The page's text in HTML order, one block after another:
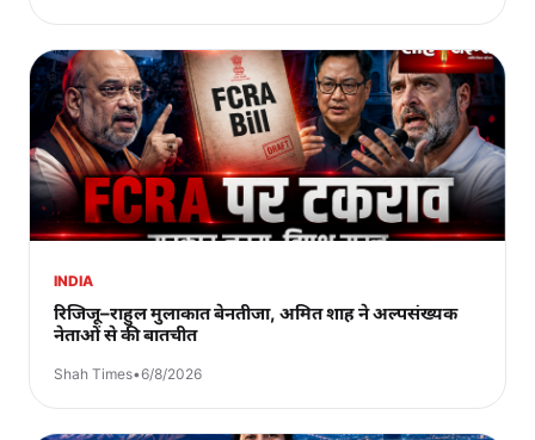
INDIA
रिजिजू–राहुल मुलाकात बेनतीजा, अमित शाह ने अल्पसंख्यक
नेताओं से की बातचीत
Shah Times•6/8/2026